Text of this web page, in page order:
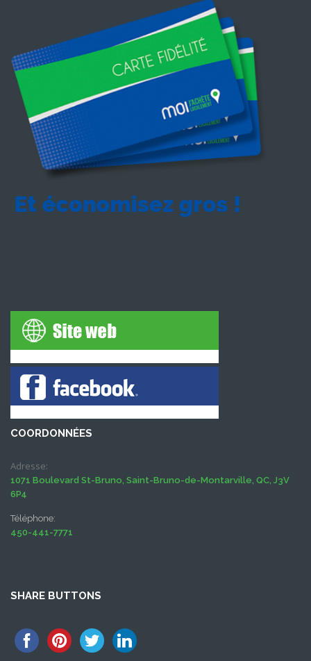
COORDONNÉES
Adresse:
1071 Boulevard St-Bruno, Saint-Bruno-de-Montarville, QC, J3V
6P4
Téléphone:
450-441-7771
SHARE BUTTONS